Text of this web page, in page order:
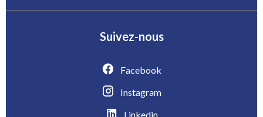
Suivez-nous
Facebook
Instagram
Linkedin